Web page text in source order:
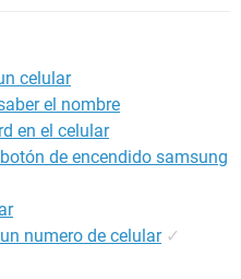
celular
el nombre
en el celular
de encendido samsung
numero de celular ✓